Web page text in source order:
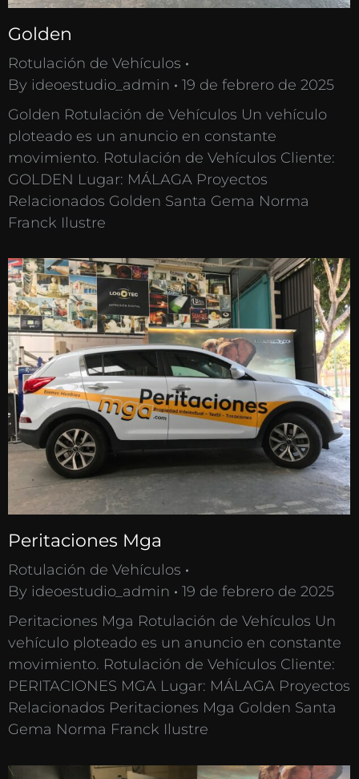
Golden
Rotulación de Vehículos
By ideoestudio_admin
19 de febrero de 2025
Golden Rotulación de Vehículos Un vehículo
ploteado es un anuncio en constante
movimiento. Rotulación de Vehículos Cliente:
GOLDEN Lugar: MÁLAGA Proyectos
Relacionados Golden Santa Gema Norma
Franck Ilustre
Peritaciones Mga
Rotulación de Vehículos
By ideoestudio_admin
19 de febrero de 2025
Peritaciones Mga Rotulación de Vehículos Un
vehículo ploteado es un anuncio en constante
movimiento. Rotulación de Vehículos Cliente:
PERITACIONES MGA Lugar: MÁLAGA Proyectos
Relacionados Peritaciones Mga Golden Santa
Gema Norma Franck Ilustre